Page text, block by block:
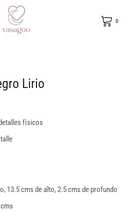
0
Lirio
físicos
13.5 cms de alto, 2.5 cms de profundo